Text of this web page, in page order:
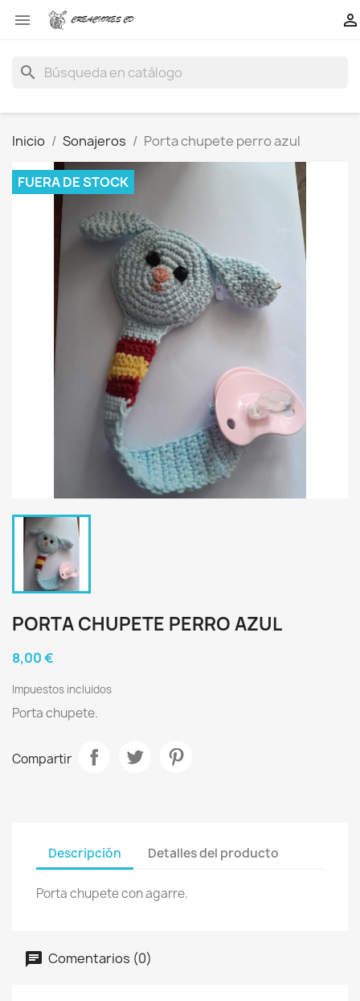
 
search
Inicio Sonajeros Porta chupete perro azul
FUERA DE STOCK
PORTA CHUPETE PERRO AZUL
8,00 €
Impuestos incluidos
Porta chupete.
Compartir
Descripción Detalles del producto
Porta chupete con agarre.
Comentarios (0)